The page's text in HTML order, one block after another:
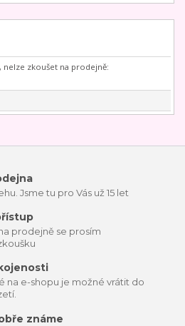
nelze zkoušet na prodejně:
Jsme tu pro Vás už 15 let
prodejně se prosím
na e-shopu je možné vrátit do
známe